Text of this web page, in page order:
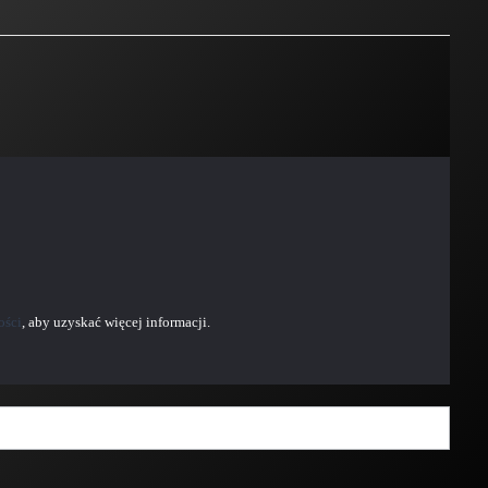
, aby uzyskać więcej informacji.